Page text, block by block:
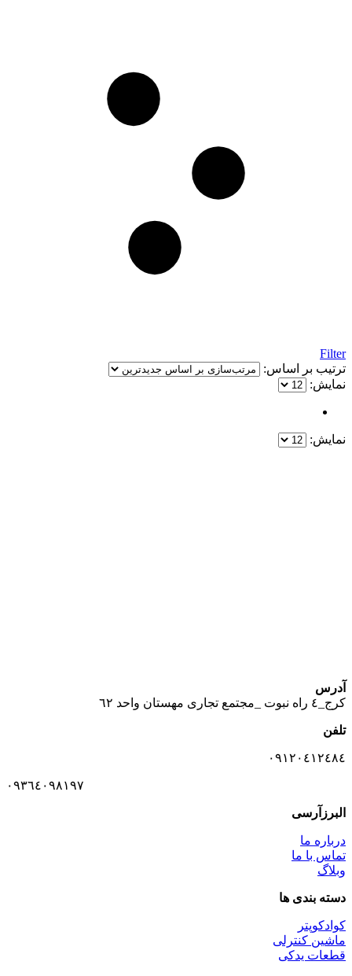
Filter
ترتیب بر اساس:
نمایش:
نمایش:
آدرس
كرج_٤ راه نبوت _مجتمع تجارى مهستان واحد ٦٢
تلفن
٠٩١٢٠٤١٢٤٨٤
٠٩٣٦٤٠٩٨١٩٧
البرزآرسی
درباره ما
تماس با ما
وبلاگ
دسته بندی ها
کوادکوپتر
ماشین کنترلی
قطعات یدکی